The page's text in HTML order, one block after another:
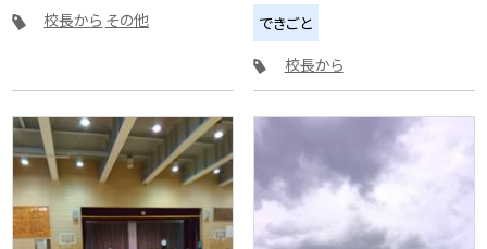
校長から その他
できごと
校長から